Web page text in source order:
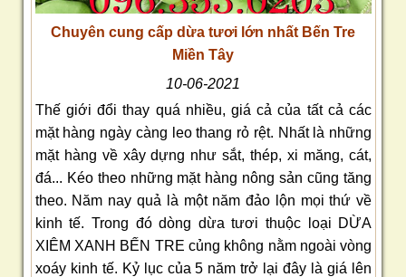
Chuyên cung cấp dừa tươi lớn nhất Bến Tre
Miền Tây
10-06-2021
Thế giới đổi thay quá nhiều, giá cả của tất cả các
mặt hàng ngày càng leo thang rỏ rệt. Nhất là những
mặt hàng về xây dựng như sắt, thép, xi măng, cát,
đá... Kéo theo những mặt hàng nông sản cũng tăng
theo. Năm nay quả là một năm đảo lộn mọi thứ về
kinh tế. Trong đó dòng dừa tươi thuộc loại DỪA
XIÊM XANH BẾN TRE củng không nằm ngoài vòng
xoáy kinh tế. Kỷ lục của 5 năm trở lại đây là giá lên